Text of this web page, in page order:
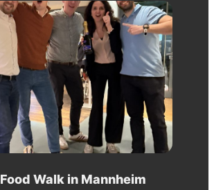
Food Walk in Mannheim